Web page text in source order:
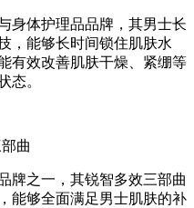
身体护理品品牌，其男士长
，能够长时间锁住肌肤水
有效改善肌肤干燥、紧绷等
态。
曲
牌之一，其锐智多效三部曲
能够全面满足男士肌肤的补